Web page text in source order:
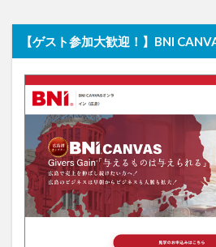
【ゲスト参加大歓迎！】BNI